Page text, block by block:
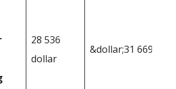
28 536
dollar
&dollar;31 669